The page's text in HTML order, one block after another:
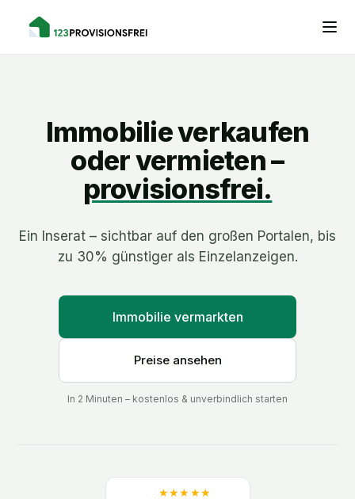
Immobilie verkaufen
oder vermieten –
provisionsfrei.
Ein Inserat – sichtbar auf den großen Portalen, bis
zu 30% günstiger als Einzelanzeigen.
Immobilie vermarkten
Preise ansehen
In 2 Minuten – kostenlos & unverbindlich starten
★★★★★